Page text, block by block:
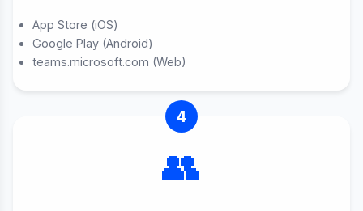
App Store (iOS)
Google Play (Android)
teams.microsoft.com (Web)
4
👥